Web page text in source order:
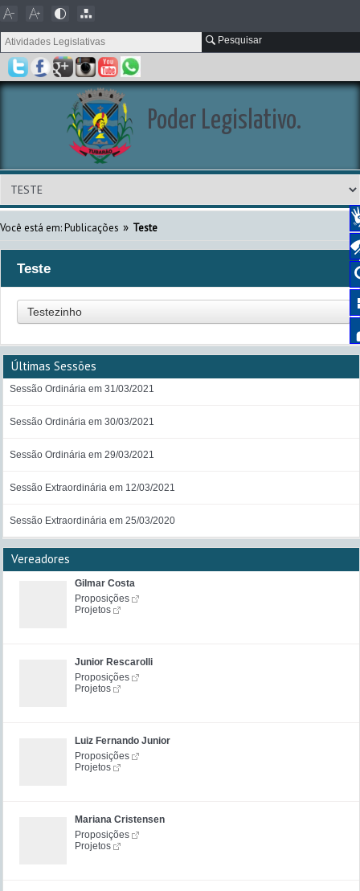
Pesquisar
Poder Legislativo.
Você está em:Publicações » Teste
Teste
Testezinho
Últimas Sessões
Sessão Ordinária em 31/03/2021
Sessão Ordinária em 30/03/2021
Sessão Ordinária em 29/03/2021
Sessão Extraordinária em 12/03/2021
Sessão Extraordinária em 25/03/2020
Vereadores
Gilmar Costa
Proposições
Projetos
Junior Rescarolli
Proposições
Projetos
Luiz Fernando Junior
Proposições
Projetos
Mariana Cristensen
Proposições
Projetos